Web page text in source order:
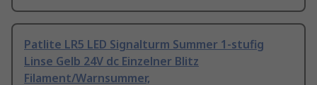
Patlite LR5 LED Signalturm Summer 1-stufig
Linse Gelb 24V dc Einzelner Blitz
Filament/Warnsummer,